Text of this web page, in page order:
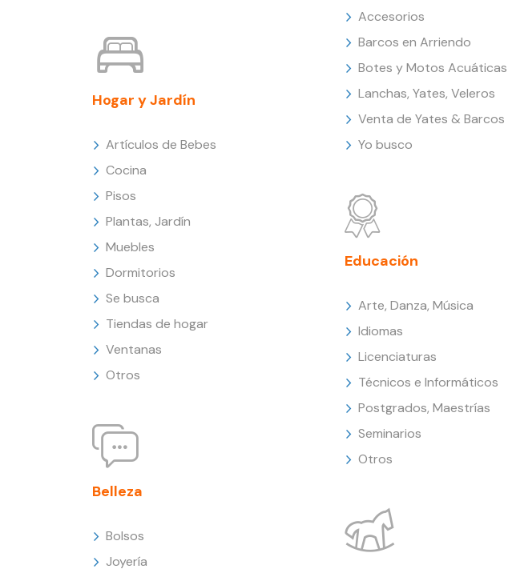
Hogar y Jardín
Artículos de Bebes
Cocina
Pisos
Plantas, Jardín
Muebles
Dormitorios
Se busca
Tiendas de hogar
Ventanas
Otros
Belleza
Bolsos
Joyería
Accesorios
Barcos en Arriendo
Botes y Motos Acuáticas
Lanchas, Yates, Veleros
Venta de Yates & Barcos
Yo busco
Educación
Arte, Danza, Música
Idiomas
Licenciaturas
Técnicos e Informáticos
Postgrados, Maestrías
Seminarios
Otros